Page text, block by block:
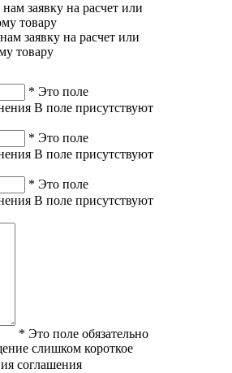
заявку на расчет или
товару
заявку на расчет или
товару
* Это поле
В поле присутствуют
* Это поле
В поле присутствуют
* Это поле
В поле присутствуют
* Это поле обязательно
слишком короткое
соглашения